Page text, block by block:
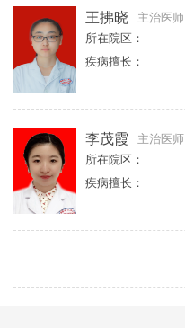
王拂晓
主治医师
所在院区：
疾病擅长：
李茂霞
主治医师
所在院区：
疾病擅长：